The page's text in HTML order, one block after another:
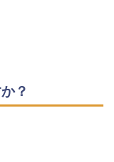
？